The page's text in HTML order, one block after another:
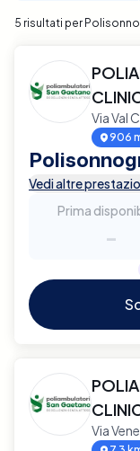
5 risultati per
Via Val
906
Vedi altre
Prima
-
Via